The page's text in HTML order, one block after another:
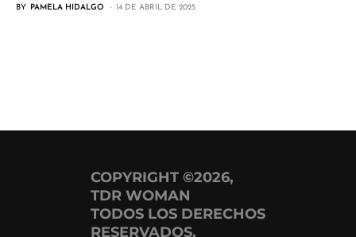
BY PAMELA HIDALGO 14 DE ABRIL DE 2025
COPYRIGHT ©2026,
TDR WOMAN
TODOS LOS DERECHOS
RESERVADOS.